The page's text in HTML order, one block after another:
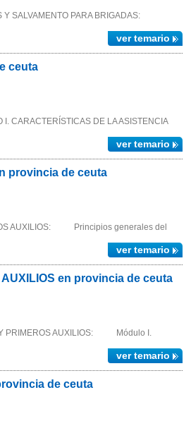
Y SALVAMENTO PARA BRIGADAS:
ver temario
ceuta
CARACTERÍSTICAS DE LA ASISTENCIA
ver temario
provincia de ceuta
AUXILIOS: Principios generales del
ver temario
AUXILIOS en provincia de ceuta
Y PRIMEROS AUXILIOS: Módulo I.
ver temario
de ceuta